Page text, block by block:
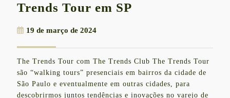
Trends Tour em SP
participar
do
The
19 de março de 202419
de
2024
The Trends Tour com The Trends Club The Trends Tour
são “walking tours” presenciais em bairros da cidade de
São Paulo e eventualmente em outras cidades, para
descobrirmos juntos tendências e inovações no varejo de